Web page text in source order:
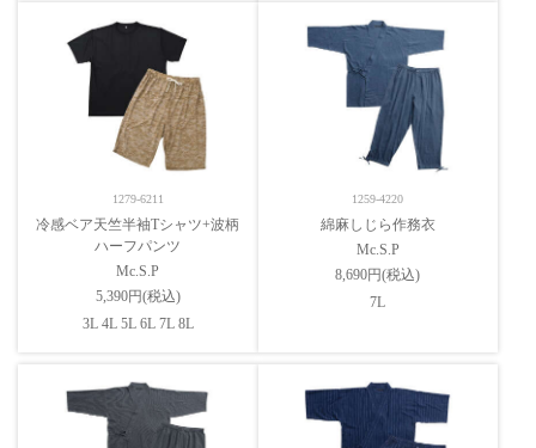
1279-6211
冷感ベア天竺半袖Tシャツ+波柄
ハーフパンツ
Mc.S.P
5,390円(税込)
3L 4L 5L 6L 7L 8L
1259-4220
綿麻しじら作務衣
Mc.S.P
8,690円(税込)
7L